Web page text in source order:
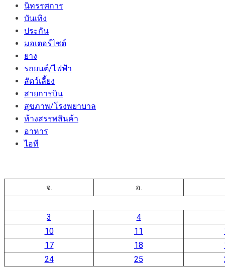
นิทรรศการ
บันเทิง
ประกัน
มอเตอร์ไชต์
ยาง
รถยนต์/ไฟฟ้า
สัตว์เลี้ยง
สายการบิน
สุขภาพ/โรงพยาบาล
ห้างสรรพสินค้า
อาหาร
ไอที
จ. อ.
3
4
10
11
17
18
24
25